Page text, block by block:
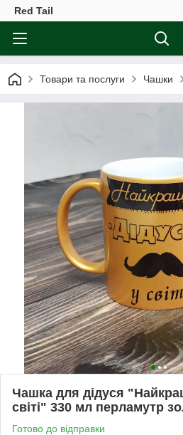
Red Tail
Товари та послуги Чашки
Чашка для дідуся
світі" 330 мл перламутр
Готово до відправки